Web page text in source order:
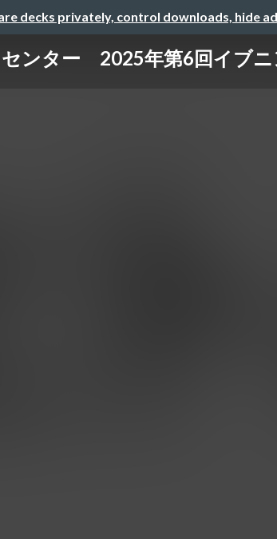
decks privately, control downloads, hide
センター 2025年第6回イブ